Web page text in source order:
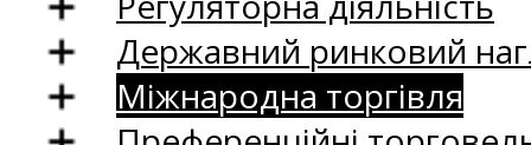
Державний ринковий
Міжнародна торгівля